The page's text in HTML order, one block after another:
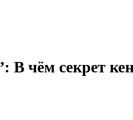
чём секрет